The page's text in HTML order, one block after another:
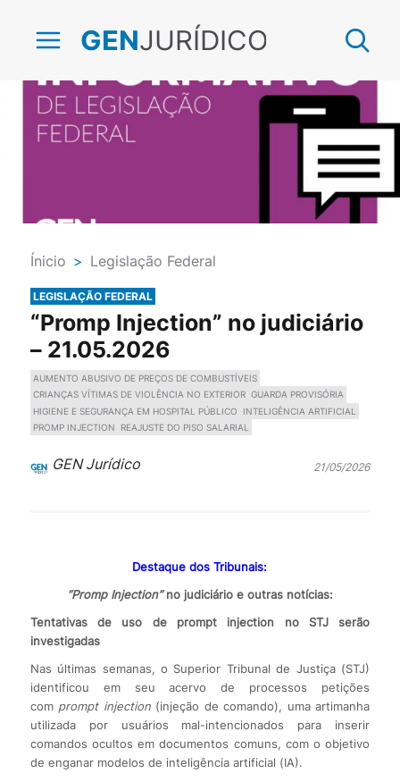
GENJURÍDICO
Ínicio > Legislação Federal
LEGISLAÇÃO FEDERAL
“Promp Injection” no judiciário
– 21.05.2026
AUMENTO ABUSIVO DE PREÇOS DE COMBUSTÍVEIS
CRIANÇAS VÍTIMAS DE VIOLÊNCIA NO EXTERIOR GUARDA PROVISÓRIA
HIGIENE E SEGURANÇA EM HOSPITAL PÚBLICO
INTELIGÊNCIA ARTIFICIAL
PROMP INJECTION
REAJUSTE DO PISO SALARIAL
GEN Jurídico 21/05/2026
Destaque dos Tribunais:
“Promp Injection”no judiciário e outras notícias:
Tentativas de uso de prompt injection no STJ serão
investigadas
Nas últimas semanas, o Superior Tribunal de Justiça (STJ)
identificou em seu acervo de processos petições
com prompt injection (injeção de comando), uma artimanha
utilizada por usuários mal-intencionados para inserir
comandos ocultos em documentos comuns, com o objetivo
de enganar modelos de inteligência artificial (IA).